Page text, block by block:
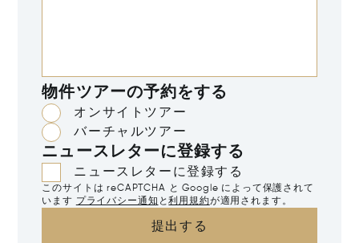
物件ツアーの予約をする
オンサイトツアー
バーチャルツアー
ニュースレターに登録する
ニュースレターに登録する
このサイトは reCAPTCHA と Google によって保護されて
います プライバシー通知 と利用規約が適用されます。
提出する